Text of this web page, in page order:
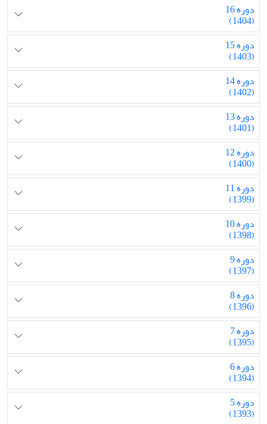
دوره 16
(1404)
دوره 15
(1403)
دوره 14
(1402)
دوره 13
(1401)
دوره 12
(1400)
دوره 11
(1399)
دوره 10
(1398)
دوره 9
(1397)
دوره 8
(1396)
دوره 7
(1395)
دوره 6
(1394)
دوره 5
(1393)